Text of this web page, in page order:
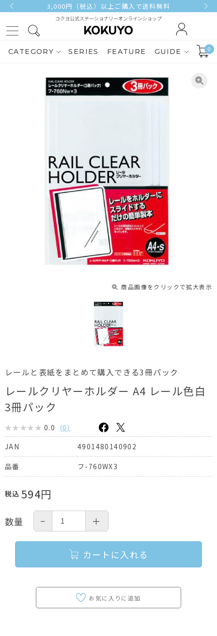
3,000円（税込）以上ご購入で送料無料
コクヨ公式ステーショナリーオンラインショップ
CATEGORY SERIES FEATURE GUIDE 0
商品画像をクリックで拡大表示
レールと表紙をまとめて購入できる3冊パック
レールクリヤーホルダー A4 レール色白
3冊パック
0.0 (0)
JAN
4901480140902
品番 フ-760WX3
税込 594円
数量 − ＋
カートに入れる